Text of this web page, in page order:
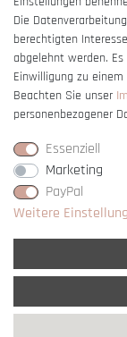
* Alle Preise
** Nur innerhalb
Die
berechtigten
abgelehnt werden.
Einwilligung zu
Beachten Sie unser
personenbezogener
Essenziell
Marketing
PayPal
Weitere